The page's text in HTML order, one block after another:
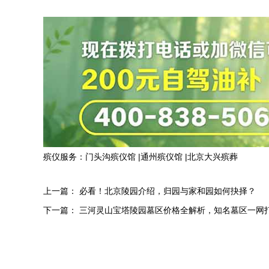
殡仪服务： 门头沟殡仪馆 |通州殡仪馆 |北京大兴殡葬
上一篇： 必看！北京陵园介绍，归园与家和园如何抉择？
下一篇： 三河灵山宝塔陵园墓区价格全解析，知名墓区一网